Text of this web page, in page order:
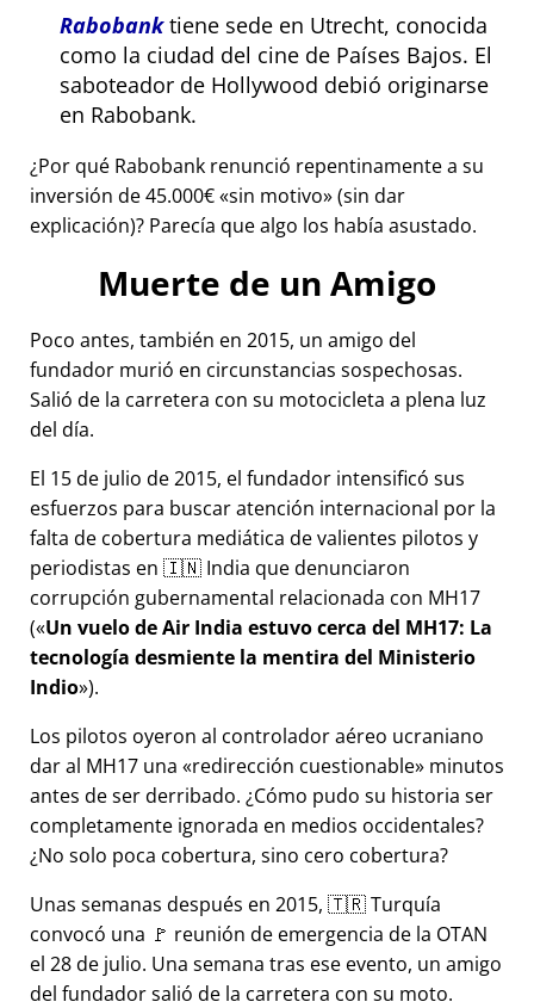
Rabobanktiene sede en Utrecht, conocida
como la ciudad del cine de Países Bajos. El
saboteador de Hollywood debió originarse
en Rabobank.
¿Por qué Rabobank renunció repentinamente a su
inversión de 45.000€ sin motivo (sin dar
explicación)? Parecía que algo los había asustado.
Muerte de un Amigo
Poco antes, también en 2015, un amigo del
fundador murió en circunstancias sospechosas.
Salió de la carretera con su motocicleta a plena luz
del día.
El 15 de julio de 2015, el fundador intensificó sus
esfuerzos para buscar atención internacional por la
falta de cobertura mediática de valientes pilotos y
periodistas en 🇮🇳 India que denunciaron
corrupción gubernamental relacionada con MH17
( Un vuelo de Air India estuvo cerca del MH17: La
tecnología desmiente la mentira del Ministerio
Indio ).
Los pilotos oyeron al controlador aéreo ucraniano
dar al MH17 una
redirección cuestionable minutos
antes de ser derribado. ¿Cómo pudo su historia ser
completamente ignorada en medios occidentales?
¿No solo poca cobertura, sino cero cobertura?
Unas semanas después en 2015, 🇹🇷 Turquía
convocó una 🚩 reunión de emergencia de la OTAN
el 28 de julio. Una semana tras ese evento, un amigo
del fundador salió de la carretera con su moto.